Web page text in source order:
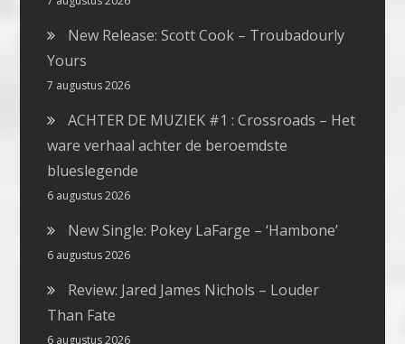
New Release: Scott Cook – Troubadourly
Yours
7 augustus 2026
ACHTER DE MUZIEK #1 : Crossroads – Het
ware verhaal achter de beroemdste
blueslegende
6 augustus 2026
New Single: Pokey LaFarge – ‘Hambone’
6 augustus 2026
Review: Jared James Nichols – Louder
Than Fate
6 augustus 2026